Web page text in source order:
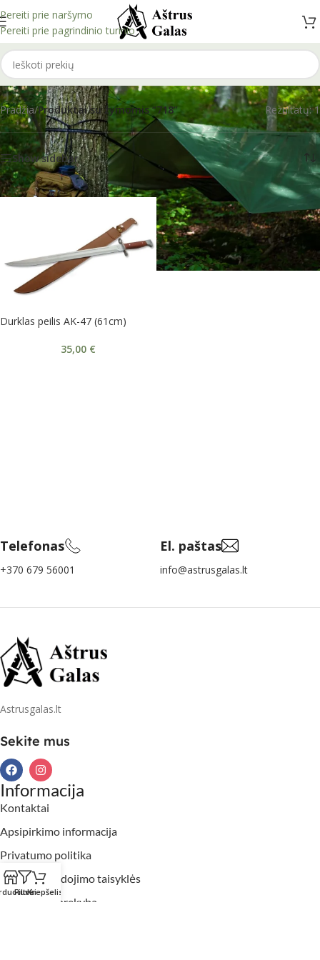
Pereiti prie naršymo
Pereiti prie pagrindinio turinio
718
Pradžia/Produktai su žymomis “718” Rezultatų: 1
Show sidebar
Durklas peilis AK-47 (61cm)
35,00 €
Telefonas
+370 679 56001
El. paštas
info@astrusgalas.lt
Astrusgalas.lt
Sekite mus
Informacija
Kontaktai
Apsipirkimo informacija
Privatumo politika
Slapukų naudojimo taisyklės
Didmeninė prekyba
FiltraiKrepšelis